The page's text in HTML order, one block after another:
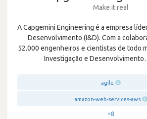
Make it real
A Capgemini Engineering é a empresa
Desenvolvimento (I&D). Com a
52.000 engenheiros e cientistas de todo
Investigação e Desenvolvimento
agile
amazon-web-services-aws
+8